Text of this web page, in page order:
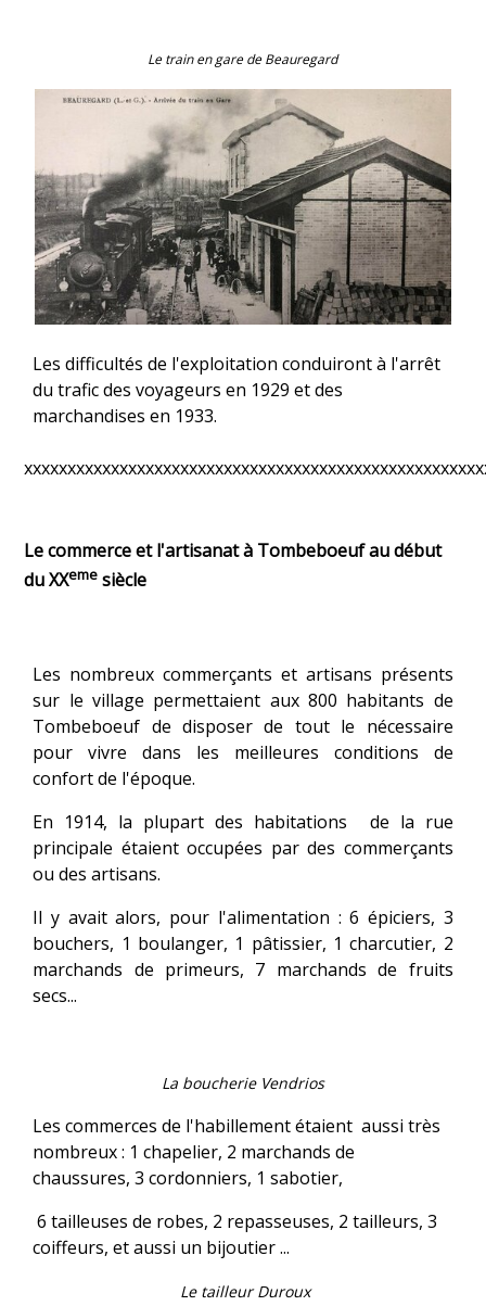
Le train en gare de Beauregard
Les difficultés de l'exploitation conduiront à l'arrêt
du trafic des voyageurs en 1929 et des
marchandises en 1933.
Le commerce et l'artisanat à Tombeboeuf au début
du XXeme siècle
Les nombreux commerçants et artisans présents
sur le village permettaient aux 800 habitants de
Tombeboeuf de disposer de tout le nécessaire
pour vivre dans les meilleures conditions de
confort de l'époque.
En 1914, la plupart des habitations de la rue
principale étaient occupées par des commerçants
ou des artisans.
Il y avait alors, pour l'alimentation : 6 épiciers, 3
bouchers, 1 boulanger, 1 pâtissier, 1 charcutier, 2
marchands de primeurs, 7 marchands de fruits
secs...
La boucherie Vendrios
Les commerces de l'habillement étaient aussi très
nombreux : 1 chapelier, 2 marchands de
chaussures, 3 cordonniers, 1 sabotier,
6 tailleuses de robes, 2 repasseuses, 2 tailleurs, 3
coiffeurs, et aussi un bijoutier ...
Le tailleur Duroux